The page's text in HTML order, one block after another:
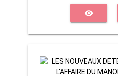
visibility